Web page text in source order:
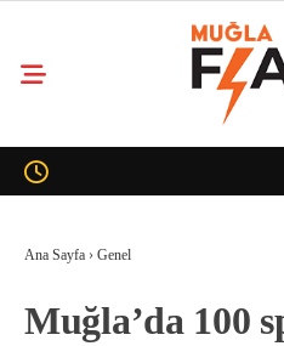
Ana Sayfa › Genel
Muğla’da 100